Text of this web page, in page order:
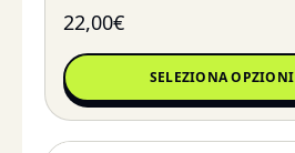
22,00€
SELEZIONA OPZIONI